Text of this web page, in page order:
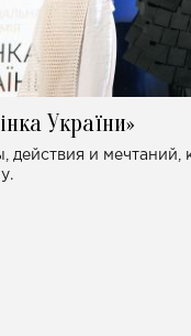
України»
действия и мечтаний,